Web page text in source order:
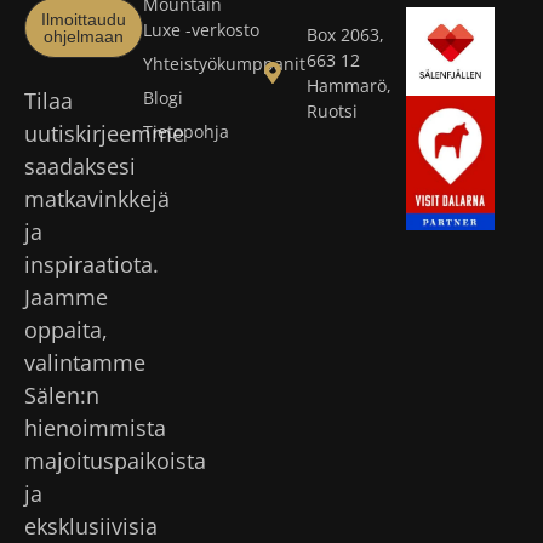
Ilmoittaudu
ohjelmaan
Tilaa
uutiskirjeemme
saadaksesi
matkavinkkejä
ja
inspiraatiota.
Jaamme
oppaita,
valintamme
Sälen:n
hienoimmista
majoituspaikoista
ja
eksklusiivisia
Luxe -verkosto
Yhteistyökumppanit
Blogi
Tietopohja
Box 2063,
663 12
Hammarö,
Ruotsi